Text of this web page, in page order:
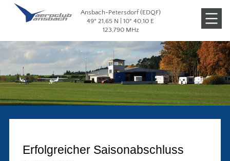
Ansbach-Petersdorf (EDQF)
49° 21,65 N | 10° 40,10 E
123,790 MHz
Erfolgreicher Saisonabschluss
Veranstaltungen
Galerien